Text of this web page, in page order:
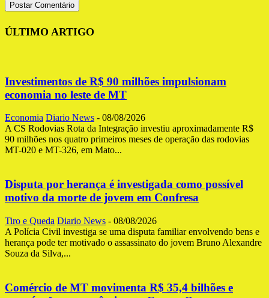
ÚLTIMO ARTIGO
Investimentos de R$ 90 milhões impulsionam
economia no leste de MT
Economia Diario News - 08/08/2026
A CS Rodovias Rota da Integração investiu aproximadamente R$
90 milhões nos quatro primeiros meses de operação das rodovias
MT-020 e MT-326, em Mato...
Disputa por herança é investigada como possível
motivo da morte de jovem em Confresa
Tiro e Queda Diario News - 08/08/2026
A Polícia Civil investiga se uma disputa familiar envolvendo bens e
herança pode ter motivado o assassinato do jovem Bruno Alexandre
Souza da Silva,...
Comércio de MT movimenta R$ 35,4 bilhões e